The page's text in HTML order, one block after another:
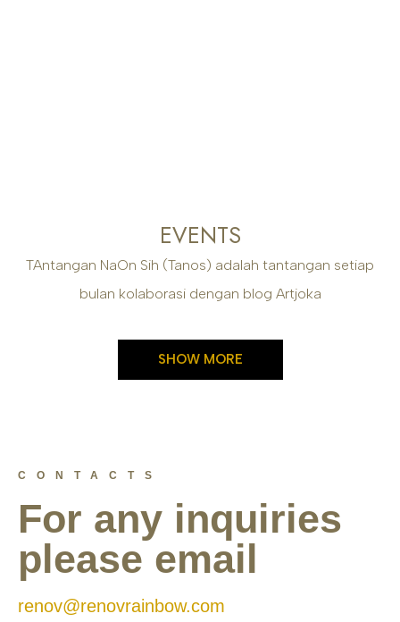
EVENTS
TAntangan NaOn Sih (Tanos) adalah tantangan setiap
bulan kolaborasi dengan blog Artjoka
SHOW MORE
CONTACTS
For any inquiries
please email
renov@renovrainbow.com